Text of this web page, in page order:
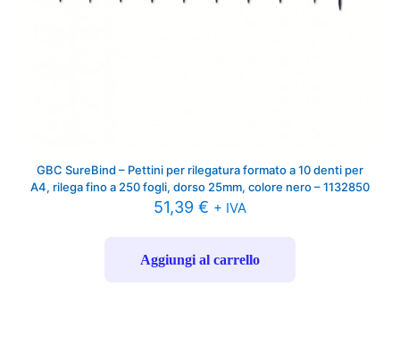
GBC SureBind – Pettini per rilegatura formato a 10 denti per
A4, rilega fino a 250 fogli, dorso 25mm, colore nero – 1132850
51,39 € + IVA
Aggiungi al carrello